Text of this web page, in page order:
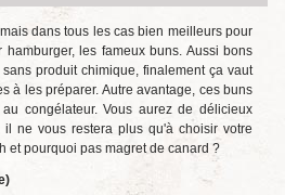
dans tous les cas bien meilleurs pour
les fameux buns. Aussi bons
produit chimique, finalement ça vaut
à les préparer. Autre avantage, ces buns
congélateur. Vous aurez de délicieux
ne vous restera plus qu'à choisir votre
et pourquoi pas magret de canard ?